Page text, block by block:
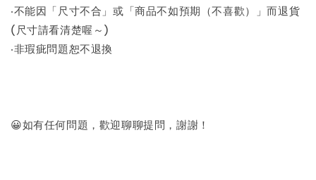
‧不能因「尺寸不合」或「商品不如預期（不喜歡）」而退貨
(尺寸請看清楚喔～)
‧非瑕疵問題恕不退換
😀如有任何問題，歡迎聊聊提問，謝謝！